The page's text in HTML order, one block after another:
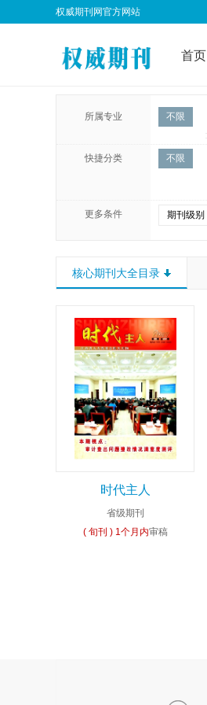
权威期刊网官方网站
首页
所属专业 不限
快捷分类 不限
更多条件 期刊级别
核心期刊大全目录
时代主人
省级期刊
( 旬刊 ) 1个月内审稿